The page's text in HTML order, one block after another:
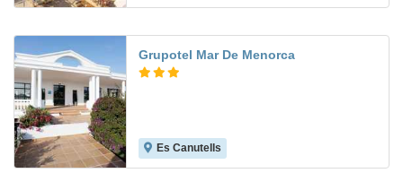
Grupotel Mar De Menorca
Es Canutells